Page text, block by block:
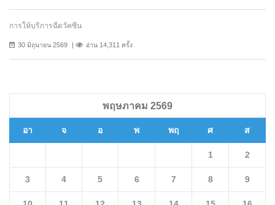
การให้บริการฉีดวัคซีน
30 มิถุนายน 2569 อ่าน 14,311 ครั้ง
พฤษภาคม 2569
อา จ อ พ พฤ ศ ส
1 2
3 4 5 6 7 8 9